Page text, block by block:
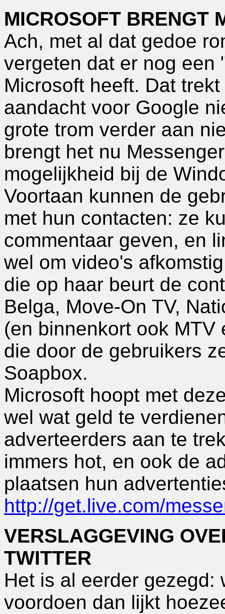
MICROSOFT BRENGT
Ach, met al dat gedoe
vergeten dat er nog een
Microsoft heeft. Dat
aandacht voor Google
grote trom verder aan
brengt het nu
mogelijkheid bij de
Voortaan kunnen de
met hun contacten: ze
commentaar geven, en
wel om video's
die op haar beurt de
Belga, Move-On TV,
(en binnenkort ook
die door de gebruikers
Soapbox.
Microsoft hoopt met
wel wat geld te
adverteerders aan te
immers hot, en ook de
plaatsen hun
http://get.live.com/
VERSLAGGEVING
TWITTER
Het is al eerder gezegd:
voordoen dan lijkt